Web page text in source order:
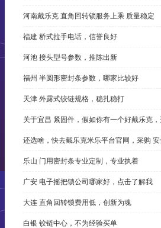
河南戴乐克 直角回转锁服务上乘 质量稳定
福建 桥式拉手电话，信誉良好
河池 接头型号参数，推陈出新
福州 半圆形密封条参数，哪家比较好
天津 外露式铰链规格，稳扎稳打
关于宜昌 紧固件，假如你有一个好戴乐克
还选啥，快去戴乐克米乐平台官网，采购
乐山 门用密封条专业定制，专业执着
广安 电子摇把锁公司哪家好，点击了解我
大连 直角回转锁费用低，创新为魂
白银 铰链中心，不为经验买单